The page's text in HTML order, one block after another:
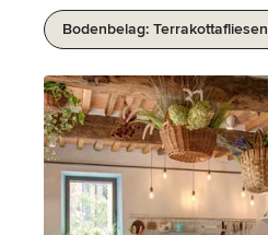
Bodenbelag: Terrakottafliesen
von
2